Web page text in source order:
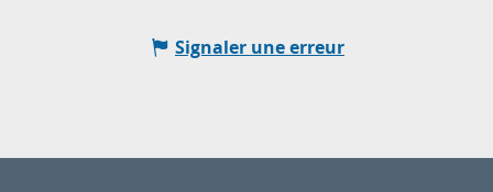
Signaler une erreur